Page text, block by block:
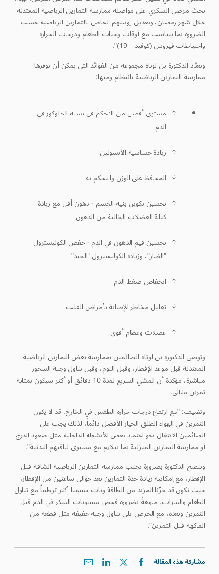
نحث مرضى السكري على مواصلة ممارسة التمارين الرياضية المعتدلة
خلال شهر رمضان، وتعديل روتينهم الخاص بالتمارين الرياضية حسب
الضرورة بما يتناسب مع أوقات وجبات الطعام ودرجات الحرارة
واحتياطات فيروس (كوفيد – 19)".
وتعدّد الدكتورة بن لوتاه مجموعة من الفوائد التي يمكن أن توفرها
ممارسة التمارين الرياضية بانتظام ومنها:
مستوى أفضل من التحكم في نسبة الجلوكوز في
الدم
زيادة حساسية الأنسولين
المحافظ على الوزن والتحكم به
تحسين تكوين بنية الجسم - دهون أقل مع زيادة
كتلة العضلات الخالية من الدهون
تحسين قيم الدهون في الدم - خفض الكوليسترول
"الضار"، وزيادة الكوليسترول "الجيد"
انخفاض ضغط الدم
تقليل مخاطر الإصابة بأمراض القلب
عضلات وعظام أقوى
وتوصي الدكتورة بن لوتاه الصائمين بممارسة بعض التمارين الرياضية
المعتدلة قبل موعد الإفطار، وقبل النوم، وقبل تناول وجبة السحور
مباشرة، مؤكدة أن المشي السريع لمدة 10 دقائق أو أكثر سيكون بمثابة
تمرين مثالي.
وتضيف: "مع ارتفاع درجات حرارة الطقس في الخارج، قد لا يكون
التمرين في الهواء الطلق الخيار الأفضل دائماً، لذلك يجب على
الصائمين الانتقال نحو اعتماد بعض الأنشطة الداخلية مثل صعود الدرج
أو ممارسة التمارين المنزلية بما يتلاءم مع مستوى لياقتهم البدنية".
وتنصح الدكتورة بضرورة تجنب ممارسة التمارين الرياضية الشاقة قبل
الإفطار، مع إمكانية زيادة حدة التمارين بعد حوالي ساعتين من الإفطار،
حيث نكون قد خزّنا المزيد من الطاقة وبات جسمنا أكثر ترطيباً مع تناول
الطعام والشراب. منوهةً بضرورة فحص مستويات السكر في الدم قبل
التمرين وبعده، مع الحرص على تناول وجبة خفيفة مثل قطعة من
الفاكهة قبل التمرين".
مشاركة هذه المقالة